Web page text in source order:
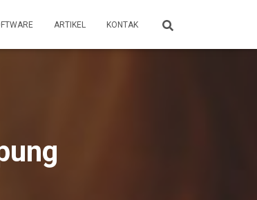
ARTIKEL KONTAK